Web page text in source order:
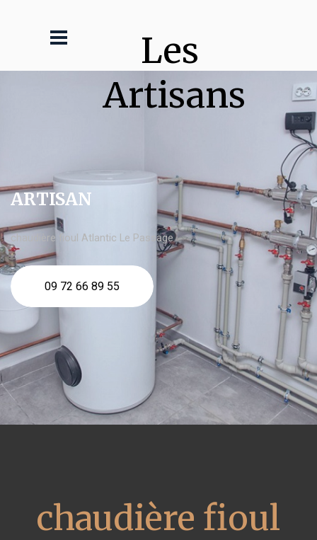
Les
Artisans
ARTISAN
chaudière fioul Atlantic Le Passage
09 72 66 89 55
chaudière fioul